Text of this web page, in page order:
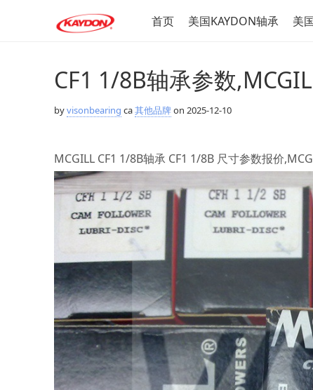
首页 美国KAYDON轴承 美
CF1 1/8B轴承参数
byvisonbearing ca其他品牌 on 2025-12-10
MCGILL CF1 1/8B轴承 CF1 1/8B 尺寸参数报价